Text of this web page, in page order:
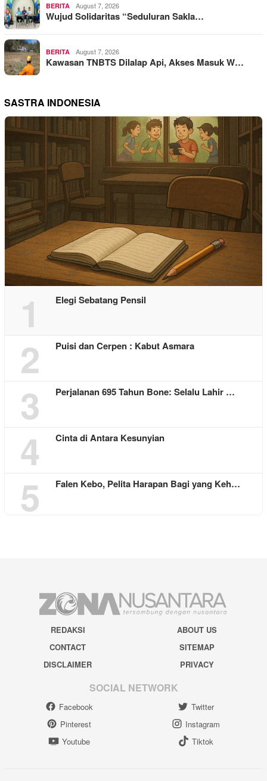
BERITA August 7, 2026
Wujud Solidaritas “Seduluran Sakla…
BERITA August 7, 2026
Kawasan TNBTS Dilalap Api, Akses Masuk W…
SASTRA INDONESIA
1 Elegi Sebatang Pensil
2 Puisi dan Cerpen : Kabut Asmara
3 Perjalanan 695 Tahun Bone: Selalu Lahir …
4 Cinta di Antara Kesunyian
5 Falen Kebo, Pelita Harapan Bagi yang Keh…
REDAKSI
ABOUT US
CONTACT
SITEMAP
DISCLAIMER
PRIVACY
SOCIAL NETWORK
Facebook
Twitter
Pinterest
Instagram
Youtube
Tiktok